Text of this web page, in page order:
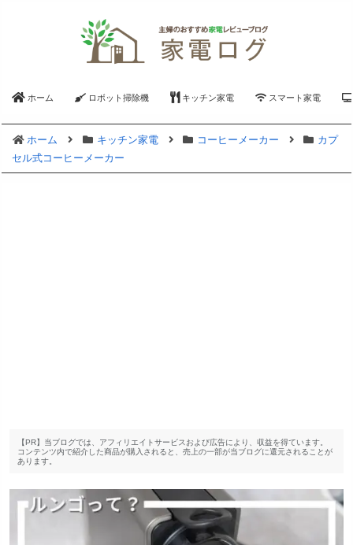
ホーム ロボット掃除機 キッチン家電 スマート家電
ホーム キッチン家電 コーヒーメーカー
カプ
セル式コーヒーメーカー
【PR】当ブログでは、アフィリエイトサービスおよび広告により、収益を得ています。
コンテンツ内で紹介した商品が購入されると、売上の一部が当ブログに還元されることが
あります。